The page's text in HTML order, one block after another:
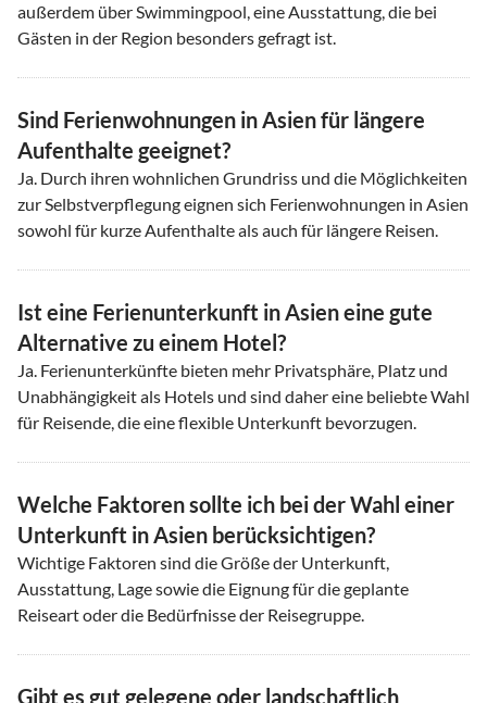
außerdem über Swimmingpool, eine Ausstattung, die bei
Gästen in der Region besonders gefragt ist.
Sind Ferienwohnungen in Asien für längere
Aufenthalte geeignet?
Ja. Durch ihren wohnlichen Grundriss und die Möglichkeiten
zur Selbstverpflegung eignen sich Ferienwohnungen in Asien
sowohl für kurze Aufenthalte als auch für längere Reisen.
Ist eine Ferienunterkunft in Asien eine gute
Alternative zu einem Hotel?
Ja. Ferienunterkünfte bieten mehr Privatsphäre, Platz und
Unabhängigkeit als Hotels und sind daher eine beliebte Wahl
für Reisende, die eine flexible Unterkunft bevorzugen.
Welche Faktoren sollte ich bei der Wahl einer
Unterkunft in Asien berücksichtigen?
Wichtige Faktoren sind die Größe der Unterkunft,
Ausstattung, Lage sowie die Eignung für die geplante
Reiseart oder die Bedürfnisse der Reisegruppe.
Gibt es gut gelegene oder landschaftlich